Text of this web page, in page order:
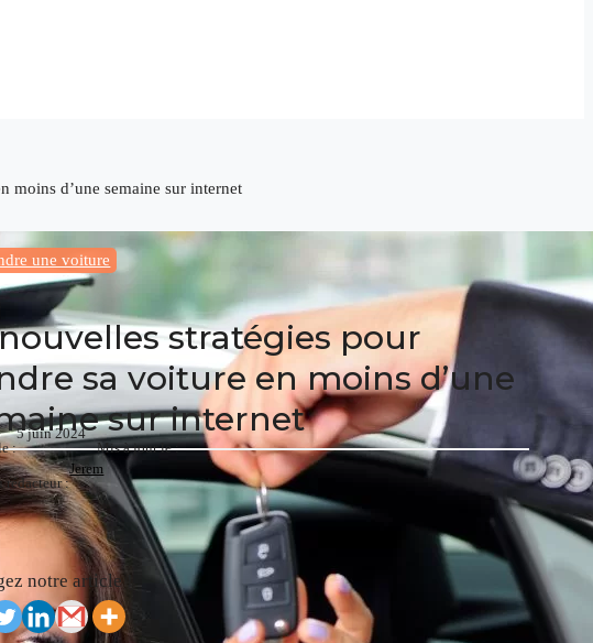
moins d’une semaine sur internet
une voiture
stratégies pour
sa voiture en moins d’une
sur internet
:
5 juin 2024
Mis à jour le :
rédacteur :
Jerem
notre article !